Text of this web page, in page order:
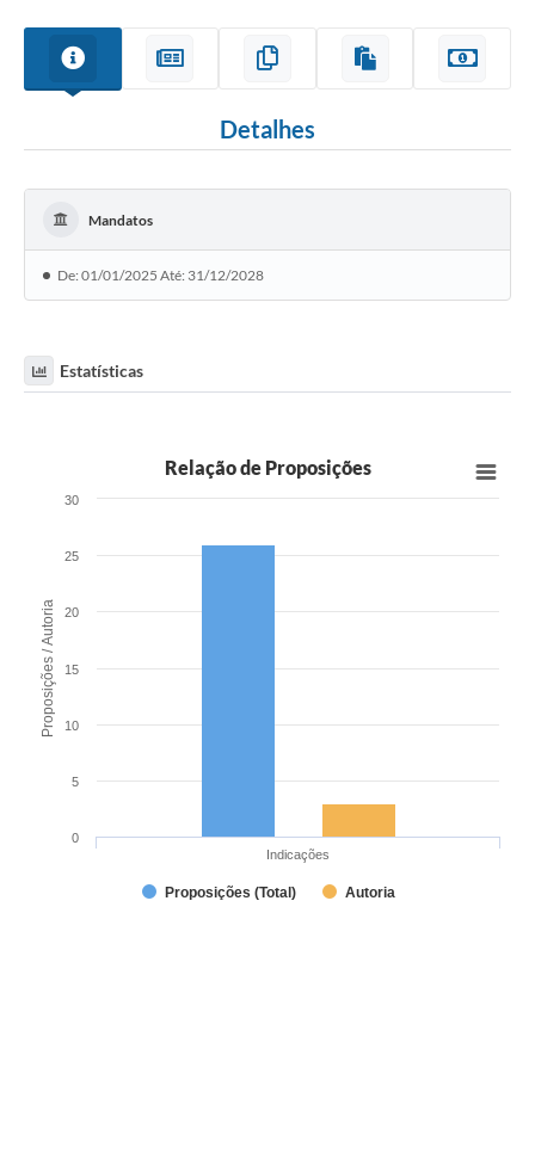
Detalhes
Mandatos
De: 01/01/2025 Até: 31/12/2028
Estatísticas
Proposições / Autoria
Relação de Proposições
Proposições (Total) Autoria
Indicações
0
5
10
15
20
25
30